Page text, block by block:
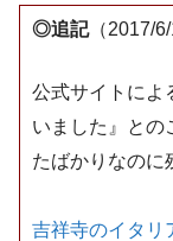
◎追記（2017/
公式サイトによ
いました』との
たばかりなのに
吉祥寺のイタリ